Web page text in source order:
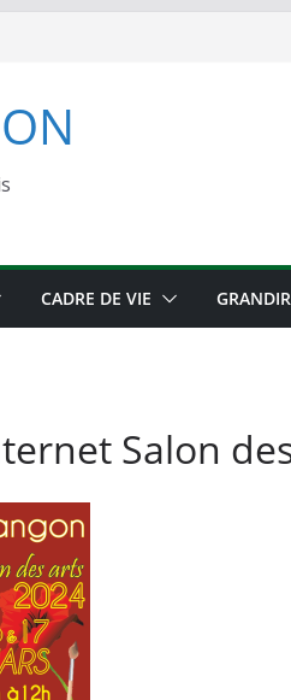
CADRE DE VIE GRANDIR
Salon